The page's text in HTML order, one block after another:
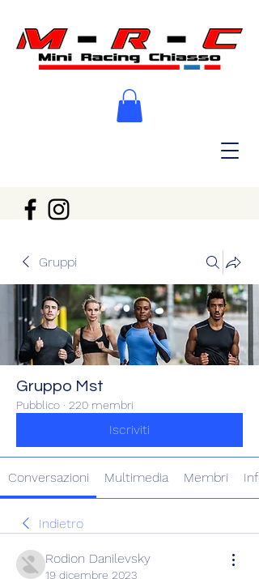
Gruppi
Gruppo Mst
Pubblico · 220 membri
Iscriviti
Conversazioni Multimedia Membri Info
Indietro
Rodion Danilevsky
19 dicembre 2023